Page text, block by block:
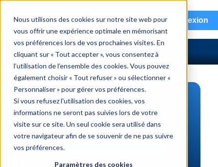
Nous utilisons des cookies sur notre site web pour
vous offrir une expérience optimale en mémorisant
vos préférences lors de vos prochaines visites. En
cliquant sur « Tout accepter », vous consentez à
l’utilisation de l’ensemble des cookies. Vous pouvez
également choisir « Tout refuser » ou sélectionner «
Personnaliser » pour gérer vos préférences.
Si vous refusez l'utilisation des cookies, vos
informations ne seront pas suivies lors de votre
visite sur ce site. Un seul cookie sera utilisé dans
votre navigateur afin de se souvenir de ne pas suivre
vos préférences.
Paramètres des cookies
menu Connexion
RECHERCHE DE PIÈCES
Véhicule | NIV
Numéro de pièce | interchange